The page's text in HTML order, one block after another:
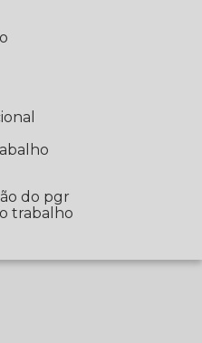
do pgr
trabalho